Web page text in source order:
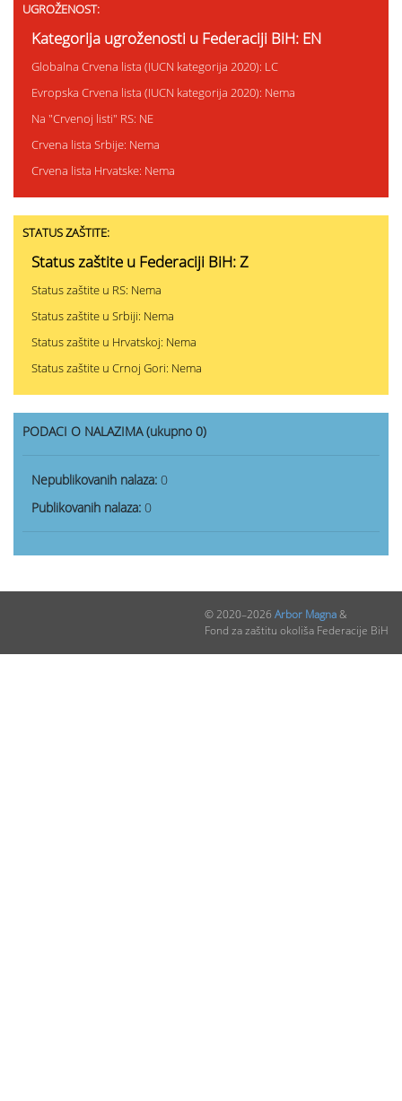
UGROŽENOST:
Kategorija ugroženosti u Federaciji BiH: EN
Globalna Crvena lista (IUCN kategorija 2020): LC
Evropska Crvena lista (IUCN kategorija 2020): Nema
Na "Crvenoj listi" RS: NE
Crvena lista Srbije: Nema
Crvena lista Hrvatske: Nema
STATUS ZAŠTITE:
Status zaštite u Federaciji BiH: Z
Status zaštite u RS: Nema
Status zaštite u Srbiji: Nema
Status zaštite u Hrvatskoj: Nema
Status zaštite u Crnoj Gori: Nema
PODACI O NALAZIMA (ukupno 0)
Nepublikovanih nalaza: 0
Publikovanih nalaza: 0
© 2020–2026 Arbor Magna&
Fond za zaštitu okoliša Federacije BiH